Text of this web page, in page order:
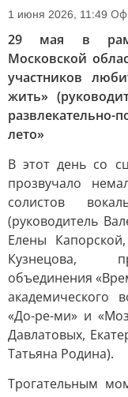
1 июня 2026, 11:49
29 мая в
Московской
участников
жить»
развлекательно-
лето»
В этот день со
прозвучало
солистов
(руководитель
Елены
Кузнецова,
объединения
академического
«До-ре-ми» и
Давлатовых,
Татьяна Родина).
Трогательным